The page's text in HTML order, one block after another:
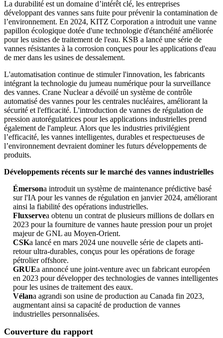
La durabilité est un domaine d’intérêt clé, les entreprises
développant des vannes sans fuite pour prévenir la contamination de
l’environnement. En 2024, KITZ Corporation a introduit une vanne
papillon écologique dotée d'une technologie d'étanchéité améliorée
pour les usines de traitement de l'eau. KSB a lancé une série de
vannes résistantes à la corrosion conçues pour les applications d'eau
de mer dans les usines de dessalement.
L'automatisation continue de stimuler l'innovation, les fabricants
intégrant la technologie du jumeau numérique pour la surveillance
des vannes. Crane Nuclear a dévoilé un système de contrôle
automatisé des vannes pour les centrales nucléaires, améliorant la
sécurité et l'efficacité. L'introduction de vannes de régulation de
pression autorégulatrices pour les applications industrielles prend
également de l'ampleur. Alors que les industries privilégient
l’efficacité, les vannes intelligentes, durables et respectueuses de
l’environnement devraient dominer les futurs développements de
produits.
Développements récents sur le marché des vannes industrielles
Émersona introduit un système de maintenance prédictive basé
sur l'IA pour les vannes de régulation en janvier 2024, améliorant
ainsi la fiabilité des opérations industrielles.
Fluxservea obtenu un contrat de plusieurs millions de dollars en
2023 pour la fourniture de vannes haute pression pour un projet
majeur de GNL au Moyen-Orient.
CSKa lancé en mars 2024 une nouvelle série de clapets anti-
retour ultra-durables, conçus pour les opérations de forage
pétrolier offshore.
GRUEa annoncé une joint-venture avec un fabricant européen
en 2023 pour développer des technologies de vannes intelligentes
pour les usines de traitement des eaux.
Vélana agrandi son usine de production au Canada fin 2023,
augmentant ainsi sa capacité de production de vannes
industrielles personnalisées.
Couverture du rapport